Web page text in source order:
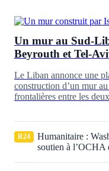
Un mur au Sud-
Beyrouth et Tel-
Le Liban annonce une
construction d’un mur
frontalières entre les
R24
Humanitaire :
soutien à l’OCHA